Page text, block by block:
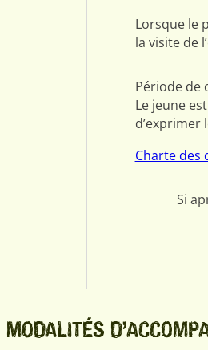
Lorsque le
la visite de
Période de
Le jeune
Charte des
Si
MODALITÉS